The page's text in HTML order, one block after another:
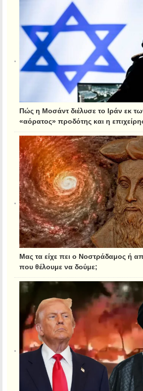
Πώς η Μοσάντ διέλυσε το Ιράν εκ
«αόρατος» προδότης και η
Μας τα είχε πει ο Νοστράδαμος ή
που θέλουμε να δούμε;